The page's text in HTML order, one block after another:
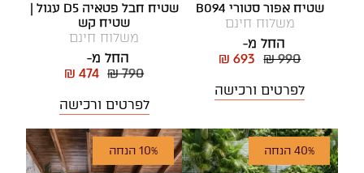
שטיח אפור סטורי B094
משלוח חינם
החל מ-
₪ 990
₪ 693
לפרטים ורכישה
שטיח חבל פטאיה D5 עגול |
שטיח קש
משלוח חינם
החל מ-
₪ 790
₪ 474
לפרטים ורכישה
40% הנחה 10% הנחה